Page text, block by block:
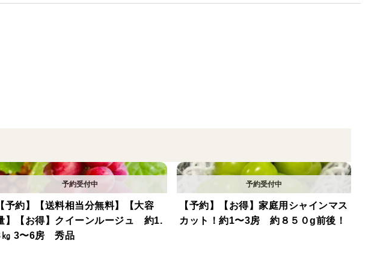
致します。贈り物にぜひご検討下さい。
【予約】【送料相当分無料】【大容
】【お得】クイーンルージュ 約1.
3〜6房 秀品
【予約】【お得】家庭用シャインマス
カット！約1〜3房 約８５０g前後！